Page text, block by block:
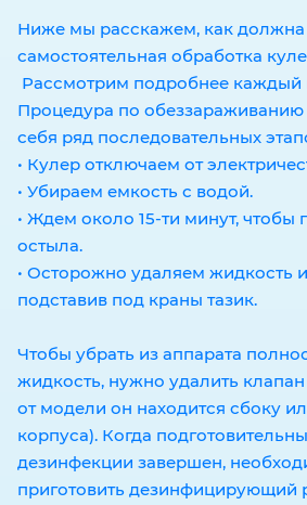
Ниже мы расскажем, как должна
самостоятельная обработка
Рассмотрим подробнее каждый
Процедура по обеззараживанию
себя ряд последовательных
• Кулер отключаем от
• Убираем емкость с водой.
• Ждем около 15-ти минут, чтобы
остыла.
• Осторожно удаляем жидкость
подставив под краны тазик.
Чтобы убрать из аппарата
жидкость, нужно удалить
от модели он находится сбоку
корпуса). Когда
дезинфекции завершен,
приготовить дезинфицирующий